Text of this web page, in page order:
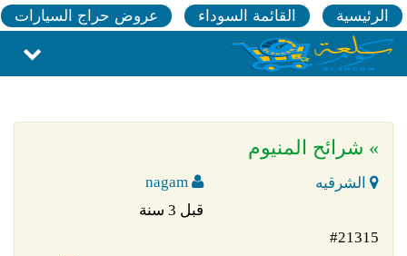
الرئيسية القائمة السوداء عروض حراج السيارات
» شرائح المنيوم
الشرقيه
قبل 3 سنة
#21315